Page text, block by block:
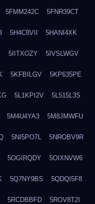
5FMM242C 5FNR39CT
5H4C8VII 5HANI4XK
5IITXOZY 5IVSLWGV
5KFBILGV 5KP635PE
5L1KPI2V 5L515L3S
5M4U4YA3 5M8JMWFU
5NI5PO7L 5NROBV9R
5OGIRQDY 5OIXNVW6
5Q7NY9BS 5QDQI5F8
5RCDBBFD 5ROV8T2I